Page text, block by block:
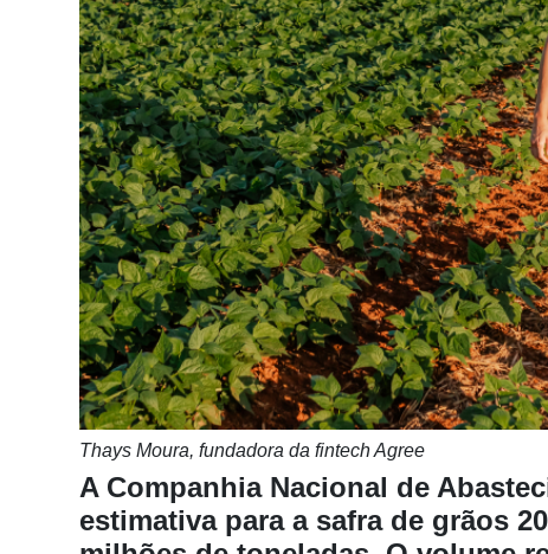
Destaque
Mercado
Agricultura
Thays Moura, fundadora da fintech Agree
A Companhia Nacional de
estimativa para a safra de grãos